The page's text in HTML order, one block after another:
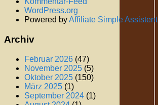
WordPress.org
Powered byAffiliate Simple Assistent
Archiv
Februar 2026 (47)
November 2025 (5)
Oktober 2025 (150)
März 2025 (1)
September 2024 (1)